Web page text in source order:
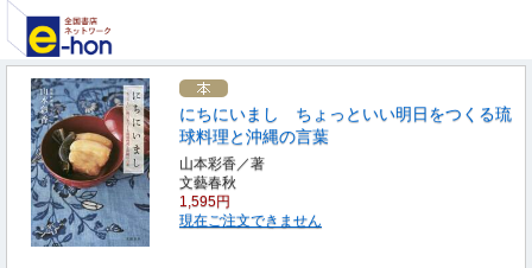
にちにいまし ちょっといい明日をつくる琉
球料理と沖縄の言葉
山本彩香／著
文藝春秋
1,595円
現在ご注文できません